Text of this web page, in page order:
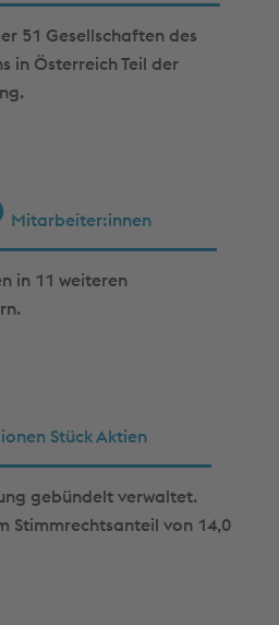
51 Gesellschaften des
in Österreich Teil der
Mitarbeiter:innen
in 11 weiteren
Stück Aktien
gebündelt verwaltet.
Stimmrechtsanteil von 14,0